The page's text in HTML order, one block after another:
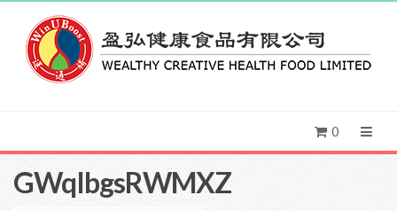
0
GWqIbgsRWMXZ